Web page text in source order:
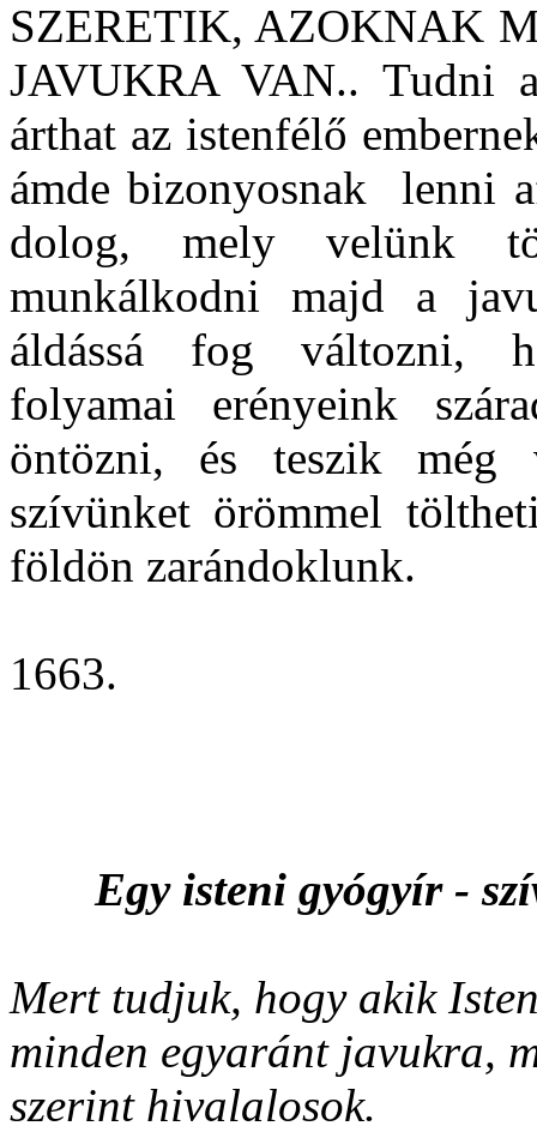
SZERETIK, AZOKNAK
JAVUKRA VAN.. Tudni
árthat az istenfélő
ámde bizonyosnak
lenni
dolog, mely velünk
munkálkodni majd a
áldássá fog változni,
folyamai erényeink
öntözni, és teszik még
szívünket örömmel
földön zarándoklunk.
1663.
Egy isteni gyógyír -
Mert tudjuk, hogy akik
minden egyaránt javukra,
szerint hivalalosok.